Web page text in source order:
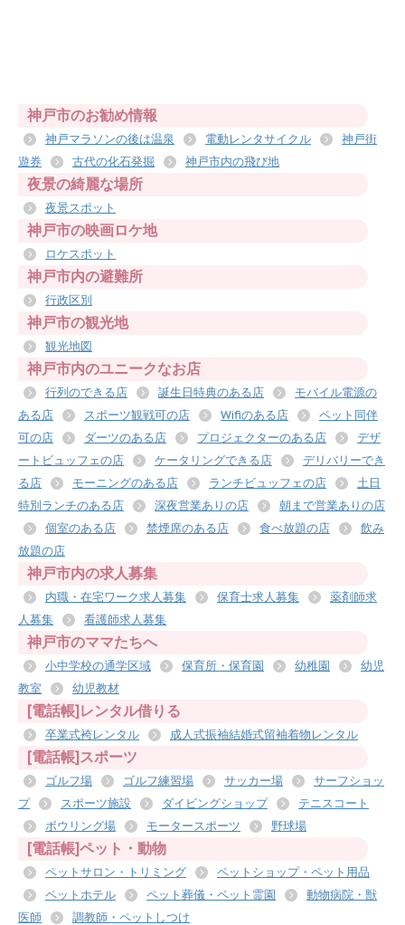
神戸市のお勧め情報
神戸マラソンの後は温泉 電動レンタサイクル
神戸街
遊券
古代の化石発掘 神戸市内の飛び地
夜景の綺麗な場所
夜景スポット
神戸市の映画ロケ地
ロケスポット
神戸市内の避難所
行政区別
神戸市の観光地
観光地図
神戸市内のユニークなお店
行列のできる店 誕生日特典のある店
モバイル電源の
ある店
スポーツ観戦可の店 Wifiのある店
ペット同伴
可の店
ダーツのある店 プロジェクターのある店
デザ
ートビュッフェの店
ケータリングできる店
デリバリーでき
る店
モーニングのある店 ランチビュッフェの店
土日
特別ランチのある店
深夜営業ありの店
朝まで営業ありの店
個室のある店
禁煙席のある店 食べ放題の店
飲み
放題の店
神戸市内の求人募集
内職・在宅ワーク求人募集 保育士求人募集
薬剤師求
人募集
看護師求人募集
神戸市のママたちへ
小中学校の通学区域 保育所・保育園 幼稚園
幼児
教室
幼児教材
[電話帳]レンタル借りる
卒業式袴レンタル 成人式振袖結婚式留袖着物レンタル
[電話帳]スポーツ
ゴルフ場 ゴルフ練習場 サッカー場
サーフショッ
プ
スポーツ施設 ダイビングショップ
テニスコート
ボウリング場
モータースポーツ 野球場
[電話帳]ペット・動物
ペットサロン・トリミング
ペットショップ・ペット用品
ペットホテル
ペット葬儀・ペット霊園
動物病院・獣
医師
調教師・ペットしつけ